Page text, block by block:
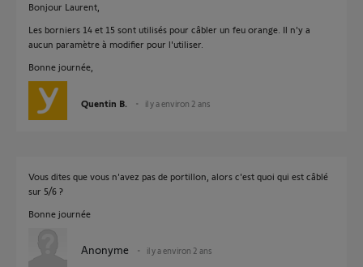
Bonjour Laurent,
Les borniers 14 et 15 sont utilisés pour câbler un feu orange. Il n'y a
aucun paramètre à modifier pour l'utiliser.
Bonne journée,
Quentin B. il y a environ 2 ans
Vous dites que vous n'avez pas de portillon, alors c'est quoi qui est câblé
sur 5/6 ?
Bonne journée
Anonyme il y a environ 2 ans